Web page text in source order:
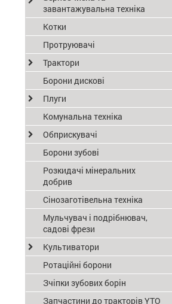
завантажувальна техніка
Котки
Протруювачі
Трактори
Борони дискові
Плуги
Комунальна техніка
Обприскувачі
Борони зубові
Розкидачі мінеральних
добрив
Сінозаготівельна техніка
Мульчувач і подрібнювач,
садові фрези
Культиватори
Ротаційні борони
Зчіпки зубових борін
Запчастини до тракторів YTO